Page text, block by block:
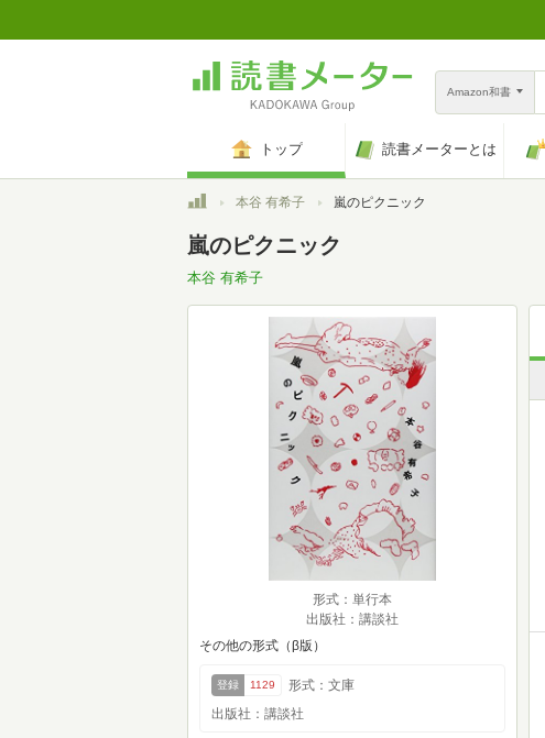
Amazon和書
トップ 読書メーターとは
トップ本谷 有希子 嵐のピクニック
嵐のピクニック
本谷 有希子
形式：単行本
出版社：講談社
その他の形式（β版）
登録 1129
形式：文庫
出版社：講談社